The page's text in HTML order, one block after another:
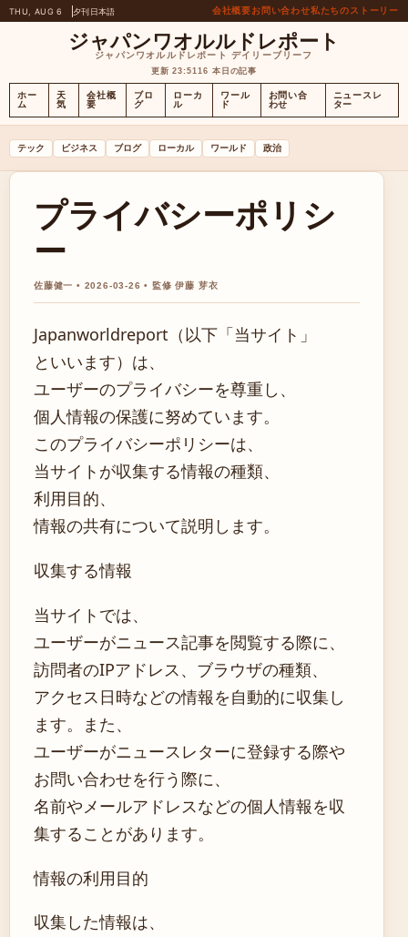
THU, AUG 6 夕刊日本語 会社概要お問い合わせ私たちのストーリー
ジャパンワオルルドレポート
ジャパンワオルルドレポート デイリーブリーフ
更新 23:5116 本日の記事
ホー
ム
天
気
会社概
要
ブロ
グ
ローカ
ル
ワール
ド
お問い合
わせ
ニュースレ
ター
テック ビジネス ブログ ローカル ワールド 政治
プライバシーポリシ
ー
佐藤健一 • 2026-03-26 • 監修 伊藤 芽衣
Japanworldreport（以下「当サイト」
といいます）は、
ユーザーのプライバシーを尊重し、
個人情報の保護に努めています。
このプライバシーポリシーは、
当サイトが収集する情報の種類、
利用目的、
情報の共有について説明します。
収集する情報
当サイトでは、
ユーザーがニュース記事を閲覧する際に、
訪問者のIPアドレス、ブラウザの種類、
アクセス日時などの情報を自動的に収集し
ます。また、
ユーザーがニュースレターに登録する際や
お問い合わせを行う際に、
名前やメールアドレスなどの個人情報を収
集することがあります。
情報の利用目的
収集した情報は、